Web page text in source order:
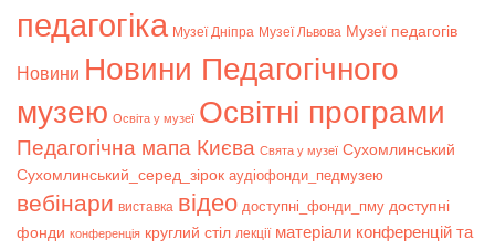
педагогіка Музеї Дніпра Музеї Львова Музеї педагогів
Новини Новини Педагогічного
музею Освіта у музеї Освітні програми
Педагогічна мапа Києва Свята у музеї Сухомлинський
Сухомлинський_серед_зірок аудіофонди_педмузею
вебінари виставка відео доступні_фонди_пму доступні
фонди конференція круглий стіл лекції матеріали конференцій та